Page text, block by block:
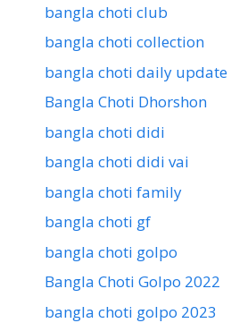
bangla choti club
bangla choti collection
bangla choti daily update
Bangla Choti Dhorshon
bangla choti didi
bangla choti didi vai
bangla choti family
bangla choti gf
bangla choti golpo
Bangla Choti Golpo 2022
bangla choti golpo 2023